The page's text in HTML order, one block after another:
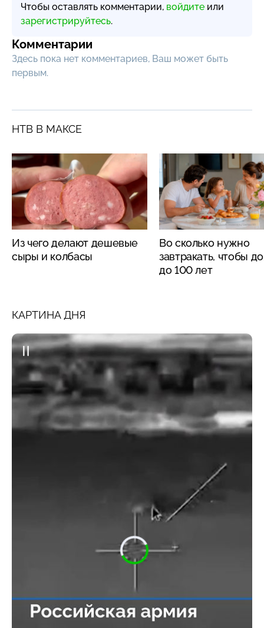
Чтобы оставлять комментарии, войдите или
зарегистрируйтесь.
Комментарии
Здесь пока нет комментариев, Ваш может быть
первым.
НТВ В МАКСЕ
Из чего делают дешевые
сыры и колбасы
Во сколько нужно
завтракать, чтобы
до 100 лет
КАРТИНА ДНЯ